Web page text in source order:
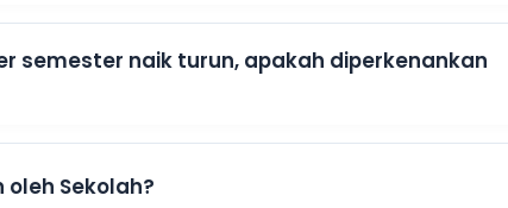
semester naik turun, apakah diperkenankan
Sekolah?